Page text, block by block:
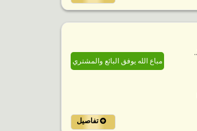
مباع الله يوفق البائع والمشتري
تفاصيل